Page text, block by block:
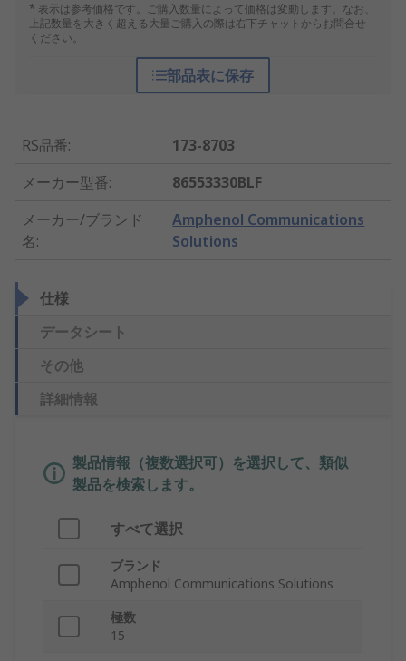
* 表示は参考価格です。ご購入数量によって価格は変動します。なお、
上記数量を大きく超える大量ご購入の際は右下チャットからお問合せ
ください。
部品表に保存
RS品番:
173-8703
メーカー型番:
86553330BLF
メーカー/ブランド
名:
Amphenol Communications
Solutions
仕様
データシート
その他
詳細情報
製品情報（複数選択可）を選択して、類似
製品を検索します。
すべて選択
ブランド
Amphenol Communications Solutions
極数
15